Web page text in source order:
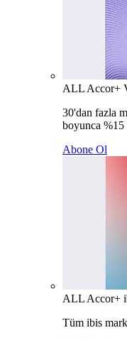
ALL Accor+
30'dan fazla
boyunca
Abone Ol
ALL Accor+
Tüm ibis